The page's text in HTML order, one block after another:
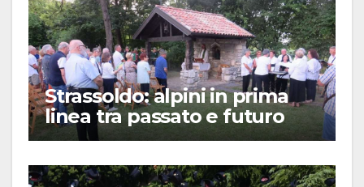
Strassoldo: alpini in prima
linea tra passato e futuro